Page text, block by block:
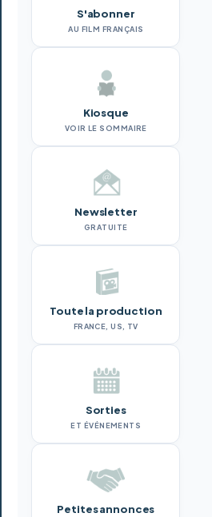
S'abonner
AU FILM FRANÇAIS
Kiosque
VOIR LE SOMMAIRE
Newsletter
GRATUITE
Toute la production
FRANCE, US, TV
Sorties
ET ÉVÉNEMENTS
Petites annonces